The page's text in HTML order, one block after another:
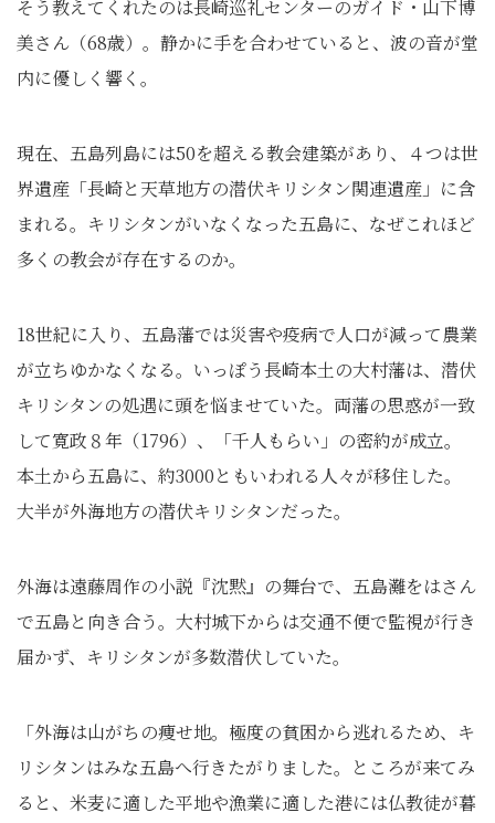
そう教えてくれたのは長崎巡礼センターのガイド・山下博
美さん（68歳）。静かに手を合わせていると、波の音が堂
内に優しく響く。
現在、五島列島には50を超える教会建築があり、４つは世
界遺産「長崎と天草地方の潜伏キリシタン関連遺産」に含
まれる。キリシタンがいなくなった五島に、なぜこれほど
多くの教会が存在するのか。
18世紀に入り、五島藩では災害や疫病で人口が減って農業
が立ちゆかなくなる。いっぽう長崎本土の大村藩は、潜伏
キリシタンの処遇に頭を悩ませていた。両藩の思惑が一致
して寛政８年（1796）、「千人もらい」の密約が成立。
本土から五島に、約3000ともいわれる人々が移住した。
大半が外海地方の潜伏キリシタンだった。
外海は遠藤周作の小説『沈黙』の舞台で、五島灘をはさん
で五島と向き合う。大村城下からは交通不便で監視が行き
届かず、キリシタンが多数潜伏していた。
「外海は山がちの痩せ地。極度の貧困から逃れるため、キ
リシタンはみな五島へ行きたがりました。ところが来てみ
ると、米麦に適した平地や漁業に適した港には仏教徒が暮